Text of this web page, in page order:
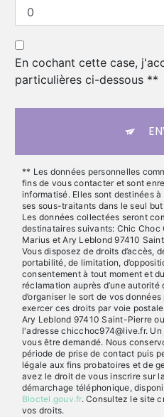
En cochant cette case,
particulières ci-dessous **
** Les données personnelles
fins de vous contacter et sont
informatisé. Elles sont destinées
ses sous-traitants dans le seul
Les données collectées seront
destinataires suivants: Chic Choc
Marius et Ary Leblond 97410
Vous disposez de droits d’accès,
portabilité, de limitation,
consentement à tout moment et
réclamation auprès d’une
d’organiser le sort de vos
exercer ces droits par voie
Ary Leblond 97410 Saint-Pierre
l'adresse chicchoc974@live.fr.
vous être demandé. Nous
période de prise de contact puis
légale aux fins probatoires et de
avez le droit de vous inscrire sur
démarchage téléphonique,
Bloctel.gouv.fr. Consultez le site
vos droits.